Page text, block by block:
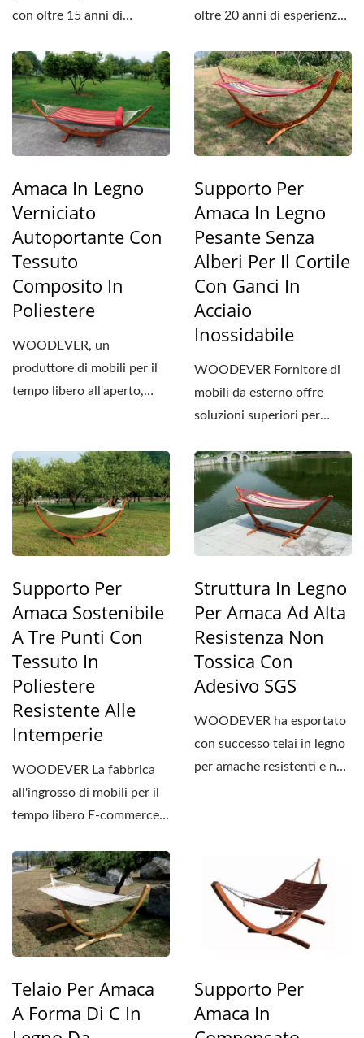
con oltre 15 anni di
nell'esportazione di
amache...
oltre 20 anni di esperienza
Amaca In Legno
Verniciato
Autoportante Con
Tessuto
Composito In
Poliestere
WOODEVER, un
produttore di mobili per il
tempo libero all'aperto,
Supporto Per
Amaca In Legno
Pesante Senza
Alberi Per Il Cortile
Con Ganci In
Acciaio
Inossidabile
WOODEVER Fornitore di
mobili da esterno offre
soluzioni superiori per
legno...
Supporto Per
Amaca Sostenibile
A Tre Punti Con
Tessuto In
Poliestere
Resistente Alle
Intemperie
WOODEVER La fabbrica
all'ingrosso di mobili per il
tempo libero E-commerce
Struttura In Legno
Per Amaca Ad Alta
Resistenza Non
Tossica Con
Adesivo SGS
WOODEVER ha esportato
con successo telai in legno
per amache resistenti e non
Telaio Per Amaca
A Forma Di C In
Supporto Per
Amaca In